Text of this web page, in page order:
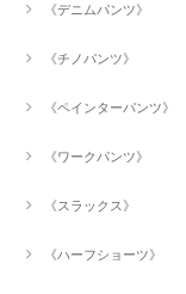
《デニムパンツ》
《チノパンツ》
《ペインターパンツ》
《ワークパンツ》
《スラックス》
《ハーフショーツ》